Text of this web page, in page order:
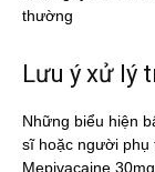
thường
Lưu ý xử lý
Những biểu hiện
sĩ hoặc người phụ
Mepivacaine